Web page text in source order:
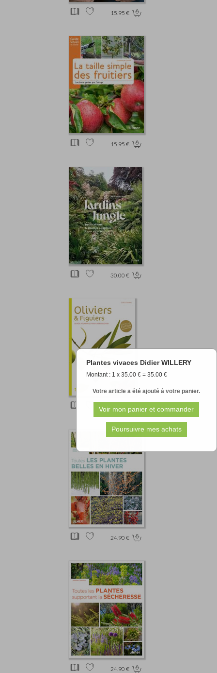
Plantes vivaces Didier WILLERY
Montant : 1 x 35.00 € = 35.00 €
Votre article a été ajouté à votre panier.
15.95 €
15.95 €
30.00 €
24.90 €
24.90 €